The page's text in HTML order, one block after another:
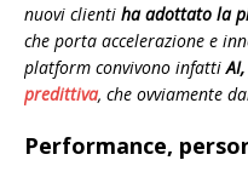
nuovi clienti ha adottato la
che porta accelerazione e
platform convivono infatti
predittiva, che ovviamente
Performance,